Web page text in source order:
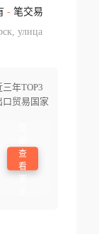
-笔交易
улица
三年TOP3
口贸易国家
查
看